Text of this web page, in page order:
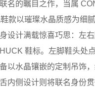
名的瞩目之作，当属
款以璀璨水晶质感为细
设计满载惊喜巧思：左
鞋标。左脚鞋头处
以水晶镶嵌的定制吊饰
内侧设计则将联名身份